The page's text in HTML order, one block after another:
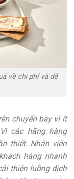
về chi phí và dễ
chuyến bay vì ít
các hãng hàng
thiết. Nhân viên
hàng nhanh
thiện luồng dịch